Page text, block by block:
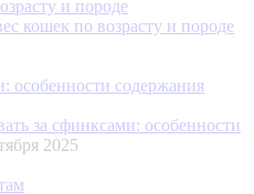
кошек по возрасту и породе
за сфинксами: особенности
2025